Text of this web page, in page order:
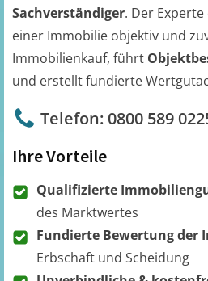
Sachverständiger. Der
einer Immobilie objektiv und
Immobilienkauf, führt
und erstellt fundierte
Telefon: 0800 589
Ihre Vorteile
Qualifizierte
des Marktwertes
Fundierte Bewertung der
Erbschaft und Scheidung